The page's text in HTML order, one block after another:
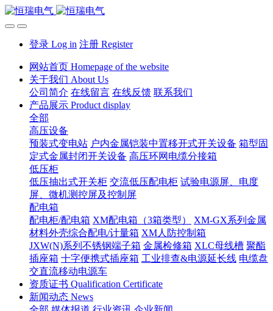
登录 Log in 注册 Register
网站首页 Homepage of the website
关于我们 About Us
公司简介 在线留言 在线反馈 联系我们
产品展示 Product display
全部
高压设备
预装式变电站 户内金属铠装中置移开式开关设备 箱型固
定式金属封闭开关设备 高压环网电缆分接箱
低压柜
低压抽出式开关柜 交流低压配电柜 试验电源屏、电度
屏、微机测控屏及控制屏
配电箱
配电柜/配电箱 XM配电箱（3箱类型）
XM-GX系列金属
材料外壳综合配电/计量箱 XM人防控制箱
JXW(N)系列不锈钢端子箱 金属检修箱 XLC母线槽 聚酯
插座箱 十字便携式插座箱 工业排查&电源延长线 电缆盘
交直流移动电源车
资质证书 Qualification Certificate
新闻动态 News